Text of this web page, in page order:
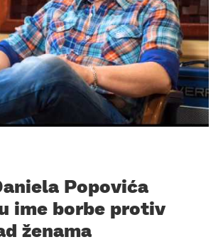
Popovića
ime borbe protiv
ženama